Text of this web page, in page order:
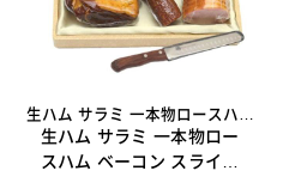
生ハム サラミ 一本物ロースハム
ベーコン スライスナイフ
生ハム サラミ 一本物ロー
スハム ベーコン スライス